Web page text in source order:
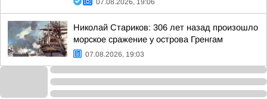
07.08.2026, 19:06
Николай Стариков: 306 лет назад произошло
морское сражение у острова Гренгам
07.08.2026, 19:03